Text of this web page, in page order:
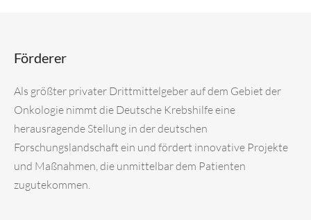
Förderer
Als größter privater Drittmittelgeber auf dem Gebiet der
Onkologie nimmt die Deutsche Krebshilfe eine
herausragende Stellung in der deutschen
Forschungslandschaft ein und fördert innovative Projekte
und Maßnahmen, die unmittelbar dem Patienten
zugutekommen.